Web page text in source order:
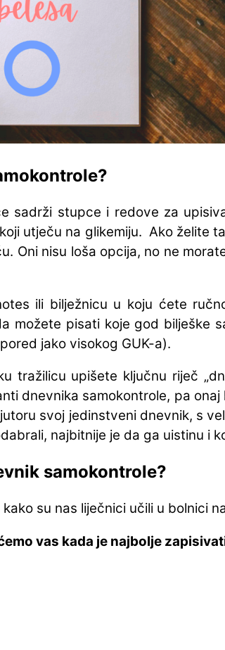
sadrži stupce i redove za
utječu na glikemiju. Ako želite
Oni nisu loša opcija, no ne
ili bilježnicu u koju ćete
možete pisati koje god bilješke
jako visokog GUK-a).
tražilicu upišete ključnu riječ
dnevnika samokontrole, pa
svoj jedinstveni dnevnik, s
najbitnije je da ga uistinu i
samokontrole?
su nas liječnici učili u bolnici
vas kada je najbolje